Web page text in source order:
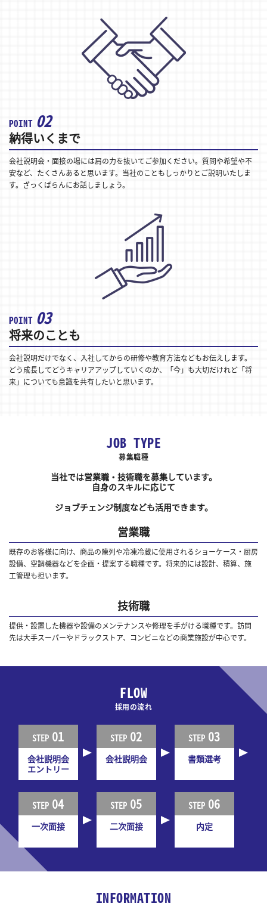
POINT 02
納得いくまで
会社説明会・面接の場には肩の力を抜いてご参加ください。質問や希望や不
安など、たくさんあると思います。当社のこともしっかりとご説明いたしま
す。ざっくばらんにお話しましょう。
POINT 03
将来のことも
会社説明だけでなく、入社してからの研修や教育方法などもお伝えします。
どう成長してどうキャリアアップしていくのか、「今」も大切だけれど「将
来」についても意識を共有したいと思います。
JOB TYPE
募集職種
当社では営業職・技術職を募集しています。
自身のスキルに応じて
ジョブチェンジ制度なども活用できます。
営業職
既存のお客様に向け、商品の陳列や冷凍冷蔵に使用されるショーケース・厨房
設備、空調機器などを企画・提案する職種です。将来的には設計、積算、施
工管理も担います。
技術職
提供・設置した機器や設備のメンテナンスや修理を手がける職種です。訪問
先は大手スーパーやドラックストア、コンビニなどの商業施設が中心です。
FLOW
採用の流れ
STEP 01
会社説明会
エントリー
STEP 02
会社説明会
STEP 03
書類選考
STEP 04
一次面接
STEP 05
二次面接
STEP 06
内定
INFORMATION